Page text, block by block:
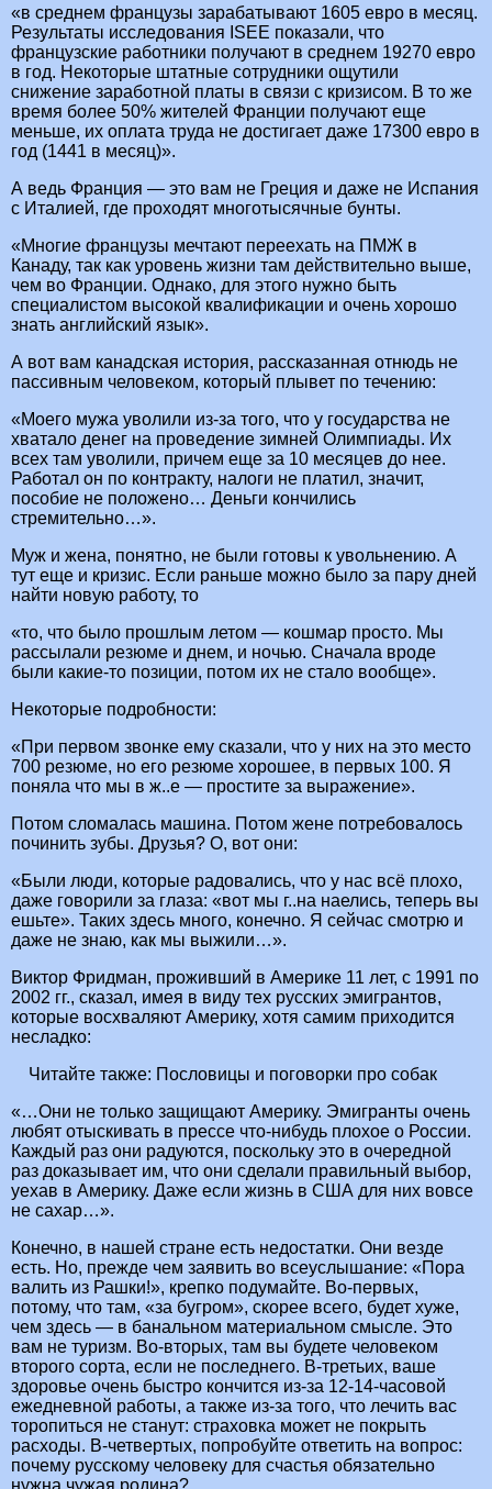
«в среднем французы зарабатывают 1605 евро в месяц.
Результаты исследования ISEE показали, что
французские работники получают в среднем 19270 евро
в год. Некоторые штатные сотрудники ощутили
снижение заработной платы в связи с кризисом. В то же
время более 50% жителей Франции получают еще
меньше, их оплата труда не достигает даже 17300 евро в
год (1441 в месяц)».
А ведь Франция — это вам не Греция и даже не Испания
с Италией, где проходят многотысячные бунты.
«Многие французы мечтают переехать на ПМЖ в
Канаду, так как уровень жизни там действительно выше,
чем во Франции. Однако, для этого нужно быть
специалистом высокой квалификации и очень хорошо
знать английский язык».
А вот вам канадская история, рассказанная отнюдь не
пассивным человеком, который плывет по течению:
«Моего мужа уволили из-за того, что у государства не
хватало денег на проведение зимней Олимпиады. Их
всех там уволили, причем еще за 10 месяцев до нее.
Работал он по контракту, налоги не платил, значит,
пособие не положено… Деньги кончились
стремительно…».
Муж и жена, понятно, не были готовы к увольнению. А
тут еще и кризис. Если раньше можно было за пару дней
найти новую работу, то
«то, что было прошлым летом — кошмар просто. Мы
рассылали резюме и днем, и ночью. Сначала вроде
были какие-то позиции, потом их не стало вообще».
Некоторые подробности:
«При первом звонке ему сказали, что у них на это место
700 резюме, но его резюме хорошее, в первых 100. Я
поняла что мы в ж..е — простите за выражение».
Потом сломалась машина. Потом жене потребовалось
починить зубы. Друзья? О, вот они:
«Были люди, которые радовались, что у нас всё плохо,
даже говорили за глаза: «вот мы г..на наелись, теперь вы
ешьте». Таких здесь много, конечно. Я сейчас смотрю и
даже не знаю, как мы выжили…».
Виктор Фридман, проживший в Америке 11 лет, с 1991 по
2002 гг., сказал, имея в виду тех русских эмигрантов,
которые восхваляют Америку, хотя самим приходится
несладко:
Читайте также: Пословицы и поговорки про собак
«…Они не только защищают Америку. Эмигранты очень
любят отыскивать в прессе что-нибудь плохое о России.
Каждый раз они радуются, поскольку это в очередной
раз доказывает им, что они сделали правильный выбор,
уехав в Америку. Даже если жизнь в США для них вовсе
не сахар…».
Конечно, в нашей стране есть недостатки. Они везде
есть. Но, прежде чем заявить во всеуслышание: «Пора
валить из Рашки!», крепко подумайте. Во-первых,
потому, что там, «за бугром», скорее всего, будет хуже,
чем здесь — в банальном материальном смысле. Это
вам не туризм. Во-вторых, там вы будете человеком
второго сорта, если не последнего. В-третьих, ваше
здоровье очень быстро кончится из-за 12-14-часовой
ежедневной работы, а также из-за того, что лечить вас
торопиться не станут: страховка может не покрыть
расходы. В-четвертых, попробуйте ответить на вопрос:
почему русскому человеку для счастья обязательно